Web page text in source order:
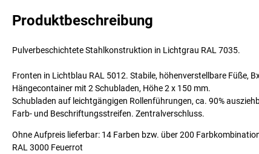
Produktbeschreibung
Pulverbeschichtete Stahlkonstruktion in Lichtgrau RAL 7035.
Fronten in Lichtblau RAL 5012. Stabile, höhenverstellbare Füße,
Hängecontainer mit 2 Schubladen, Höhe 2 x 150 mm.
Schubladen auf leichtgängigen Rollenführungen, ca. 90%
Farb- und Beschriftungsstreifen. Zentralverschluss.
Ohne Aufpreis lieferbar: 14 Farben bzw. über 200
RAL 3000 Feuerrot